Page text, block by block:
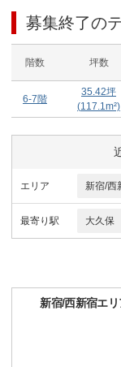
募集終了の
階数 坪数
6-7階
35.42坪
(117.1m²)
エリア 新宿/西
最寄り駅 大久保
新宿/西新宿エリ